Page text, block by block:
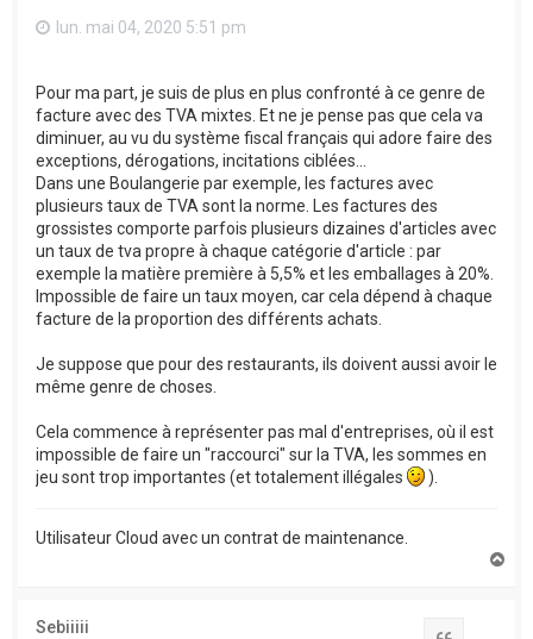
lun. mai 04, 2020 5:51 pm
Pour ma part, je suis de plus en plus confronté à ce genre de
facture avec des TVA mixtes. Et ne je pense pas que cela va
diminuer, au vu du système fiscal français qui adore faire des
exceptions, dérogations, incitations ciblées...
Dans une Boulangerie par exemple, les factures avec
plusieurs taux de TVA sont la norme. Les factures des
grossistes comporte parfois plusieurs dizaines d'articles avec
un taux de tva propre à chaque catégorie d'article : par
exemple la matière première à 5,5% et les emballages à 20%.
Impossible de faire un taux moyen, car cela dépend à chaque
facture de la proportion des différents achats.
Je suppose que pour des restaurants, ils doivent aussi avoir le
même genre de choses.
Cela commence à représenter pas mal d'entreprises, où il est
impossible de faire un "raccourci" sur la TVA, les sommes en
jeu sont trop importantes (et totalement illégales
).
Utilisateur Cloud avec un contrat de maintenance.
Sebiiiii